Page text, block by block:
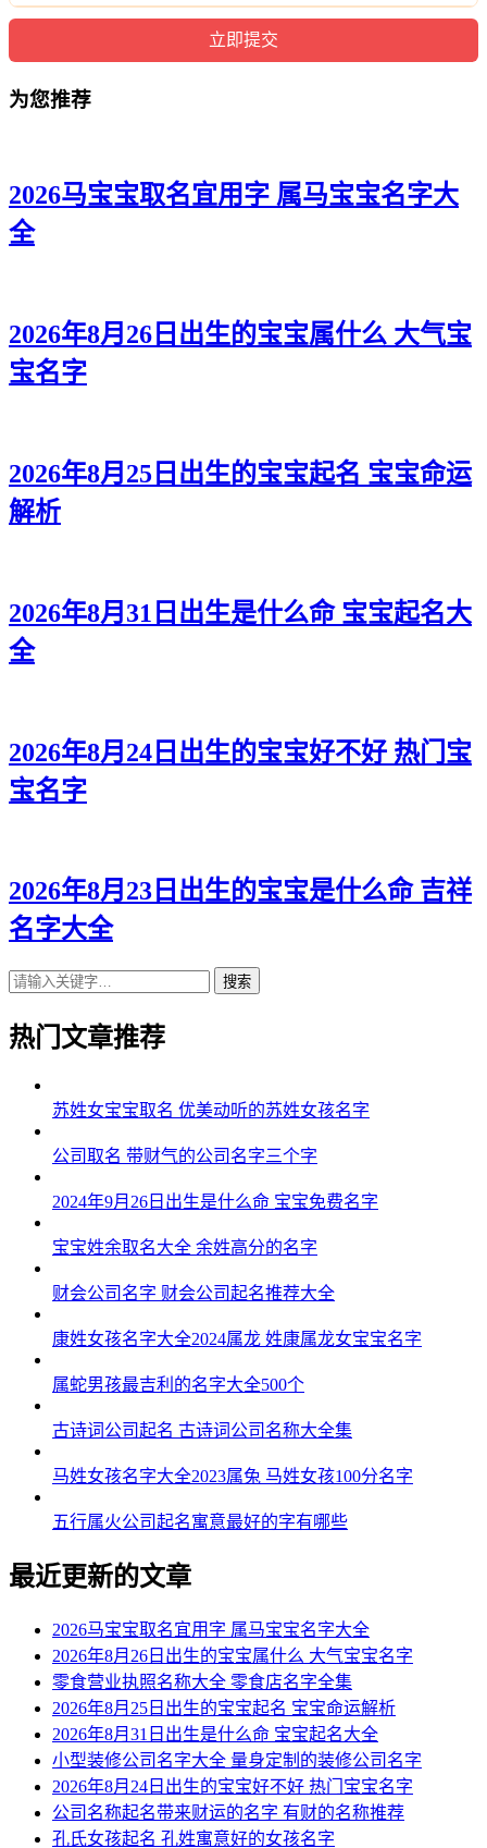
为您推荐
2026马宝宝取名宜用字 属马宝宝名字大
全
2026年8月26日出生的宝宝属什么 大气宝
宝名字
2026年8月25日出生的宝宝起名 宝宝命运
解析
2026年8月31日出生是什么命 宝宝起名大
全
2026年8月24日出生的宝宝好不好 热门宝
宝名字
2026年8月23日出生的宝宝是什么命 吉祥
名字大全
搜索
热门文章推荐
苏姓女宝宝取名 优美动听的苏姓女孩名字
公司取名 带财气的公司名字三个字
2024年9月26日出生是什么命 宝宝免费名字
宝宝姓余取名大全 余姓高分的名字
财会公司名字 财会公司起名推荐大全
康姓女孩名字大全2024属龙 姓康属龙女宝宝名字
属蛇男孩最吉利的名字大全500个
古诗词公司起名 古诗词公司名称大全集
马姓女孩名字大全2023属兔 马姓女孩100分名字
五行属火公司起名寓意最好的字有哪些
最近更新的文章
2026马宝宝取名宜用字 属马宝宝名字大全
2026年8月26日出生的宝宝属什么 大气宝宝名字
零食营业执照名称大全 零食店名字全集
2026年8月25日出生的宝宝起名 宝宝命运解析
2026年8月31日出生是什么命 宝宝起名大全
小型装修公司名字大全 量身定制的装修公司名字
2026年8月24日出生的宝宝好不好 热门宝宝名字
公司名称起名带来财运的名字 有财的名称推荐
孔氏女孩起名 孔姓寓意好的女孩名字